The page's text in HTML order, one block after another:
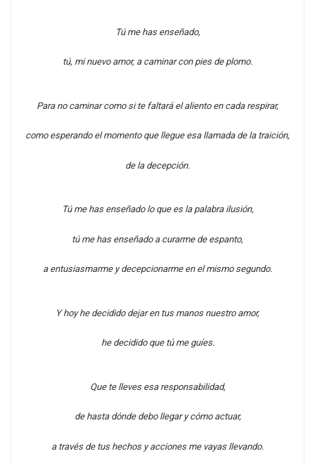
Tú me has enseñado,
tú, mi nuevo amor, a caminar con pies de plomo.
Para no caminar como si te faltará el aliento en cada respirar,
como esperando el momento que llegue esa llamada de la traición,
de la decepción.
Tú me has enseñado lo que es la palabra ilusión,
tú me has enseñado a curarme de espanto,
a entusiasmarme y decepcionarme en el mismo segundo.
Y hoy he decidido dejar en tus manos nuestro amor,
he decidido que tú me guíes.
Que te lleves esa responsabilidad,
de hasta dónde debo llegar y cómo actuar,
a través de tus hechos y acciones me vayas llevando.